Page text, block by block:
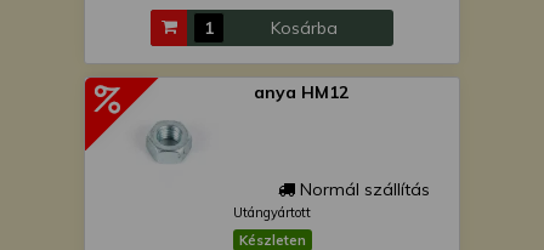
Kosárba
anya HM12
Normál szállítás
Utángyártott
Készleten